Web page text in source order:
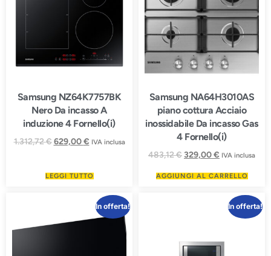
Samsung NZ64K7757BK
Nero Da incasso A
induzione 4 Fornello(i)
1.312,72€ 629,00€ IVA inclusa
LEGGI TUTTO
Samsung NA64H3010AS
piano cottura Acciaio
inossidabile Da incasso Gas
4 Fornello(i)
483,12€329,00€ IVA inclusa
AGGIUNGI AL CARRELLO
In offerta! In offerta!